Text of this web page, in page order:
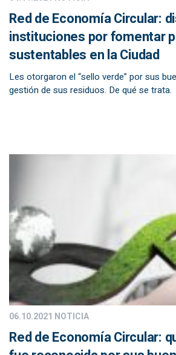
Red de Economía Circular:
instituciones por fomentar
sustentables en la Ciudad
Les otorgaron el “sello verde” por sus
gestión de sus residuos. De qué se trata.
06.10.2021 NOTICIA
Red de Economía Circular: